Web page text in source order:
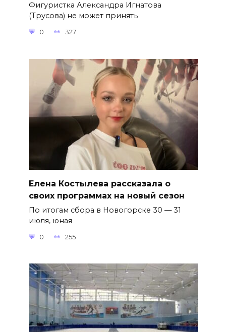
Фигуристка Александра Игнатова
(Трусова) не может принять
0 327
Елена Костылева рассказала о
своих программах на новый сезон
По итогам сбора в Новогорске 30 — 31
июля, юная
0 255